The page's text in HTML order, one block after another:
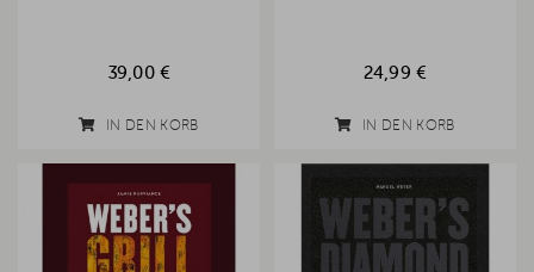
39,00 €
IN DEN KORB
24,99 €
IN DEN KORB